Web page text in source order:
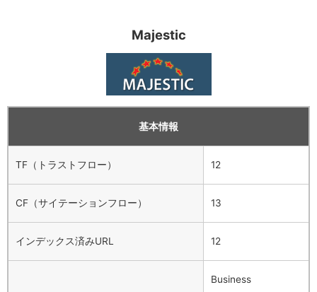
Majestic
基本情報
TF（トラストフロー） 12
CF（サイテーションフロー） 13
インデックス済みURL 12
Business